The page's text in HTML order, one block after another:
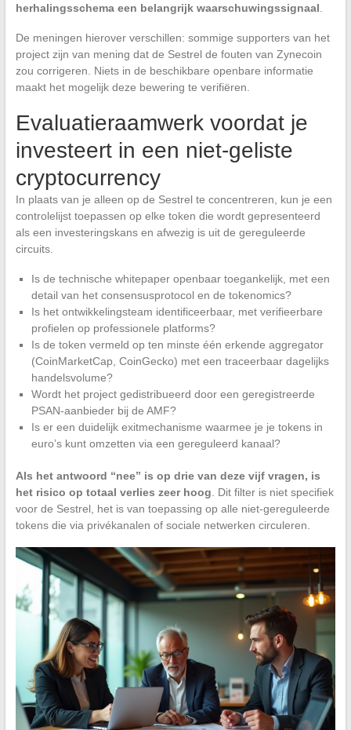
herhalingsschema een belangrijk waarschuwingssignaal
De meningen hierover verschillen: sommige supporters van het
project zijn van mening dat de Sestrel de fouten van Zynecoin
zou corrigeren. Niets in de beschikbare openbare informatie
maakt het mogelijk deze bewering te verifiëren.
Evaluatieraamwerk voordat je
investeert in een niet-geliste
cryptocurrency
In plaats van je alleen op de Sestrel te concentreren, kun je een
controlelijst toepassen op elke token die wordt gepresenteerd
als een investeringskans en afwezig is uit de gereguleerde
circuits.
Is de technische whitepaper openbaar toegankelijk, met een
detail van het consensusprotocol en de tokenomics?
Is het ontwikkelingsteam identificeerbaar, met verifieerbare
profielen op professionele platforms?
Is de token vermeld op ten minste één erkende aggregator
(CoinMarketCap, CoinGecko) met een traceerbaar dagelijks
handelsvolume?
Wordt het project gedistribueerd door een geregistreerde
PSAN-aanbieder bij de AMF?
Is er een duidelijk exitmechanisme waarmee je je tokens in
euro’s kunt omzetten via een gereguleerd kanaal?
Als het antwoord “nee” is op drie van deze vijf vragen, is
het risico op totaal verlies zeer hoog . Dit filter is niet specifiek
voor de Sestrel, het is van toepassing op alle niet-gereguleerde
tokens die via privékanalen of sociale netwerken circuleren.